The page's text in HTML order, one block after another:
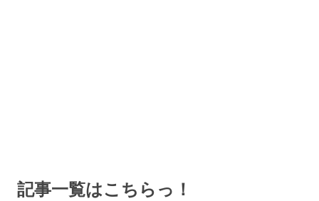
記事一覧はこちらっ！